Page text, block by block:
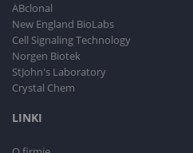
ABclonal
New England BioLabs
Cell Signaling Technology
Norgen Biotek
StJohn's Laboratory
Crystal Chem
LINKI